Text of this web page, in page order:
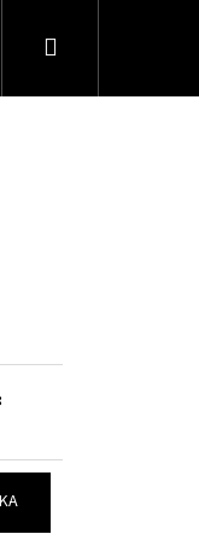
podmienky
Nákupný